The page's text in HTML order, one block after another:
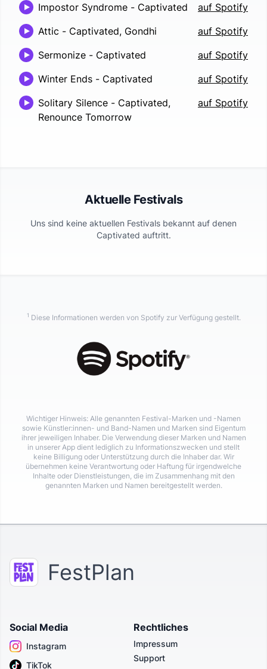
Impostor Syndrome - Captivated
auf Spotify
Attic - Captivated, Gondhi
auf Spotify
Sermonize - Captivated
auf Spotify
Winter Ends - Captivated
auf Spotify
Solitary Silence - Captivated,
Renounce Tomorrow
auf Spotify
Aktuelle Festivals
Uns sind keine aktuellen Festivals bekannt auf denen
Captivated auftritt.
1 Diese Informationen werden von Spotify zur Verfügung gestellt.
Wichtiger Hinweis: Alle genannten Festival-Marken und -Namen
sowie Künstler:innen- und Band-Namen und Marken sind Eigentum
ihrer jeweiligen Inhaber. Die Verwendung dieser Marken und Namen
in unserer App dient lediglich zu Informationszwecken und stellt
keine Billigung oder Unterstützung durch die Inhaber dar. Wir
übernehmen keine Verantwortung oder Haftung für irgendwelche
Inhalte oder Dienstleistungen, die im Zusammenhang mit den
genannten Marken und Namen bereitgestellt werden.
FestPlan
Social Media
Instagram
TikTok
Rechtliches
Impressum
Support